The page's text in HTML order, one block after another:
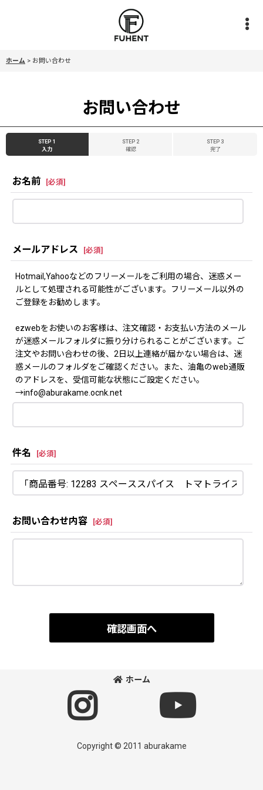
ホーム > お問い合わせ
お問い合わせ
STEP 1
入力
STEP 2
確認
STEP 3
完了
お名前 [必須]
メールアドレス [必須]
Hotmail,Yahooなどのフリーメールをご利用の場合、迷惑メー
ルとして処理される可能性がございます。フリーメール以外の
ご登録をお勧めします。
ezwebをお使いのお客様は、注文確認・お支払い方法のメール
が迷惑メールフォルダに振り分けられることがございます。ご
注文やお問い合わせの後、2日以上連絡が届かない場合は、迷
惑メールのフォルダをご確認ください。また、油亀のweb通販
のアドレスを、受信可能な状態にご設定ください。
→info@aburakame.ocnk.net
件名 [必須]
お問い合わせ内容 [必須]
確認画面へ
ホーム
Copyright © 2011 aburakame